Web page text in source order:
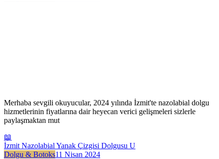
Merhaba sevgili okuyucular, 2024 yılında İzmit'te nazolabial dolgu
hizmetlerinin fiyatlarına dair heyecan verici gelişmeleri sizlerle
paylaşmaktan mut
📖
İzmit Nazolabial Yanak Çizgisi Dolgusu U
Dolgu & Botoks11 Nisan 2024